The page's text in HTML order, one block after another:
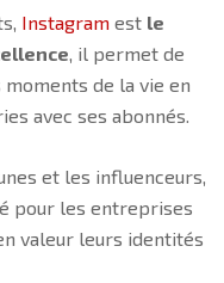
Instagram est le
, il permet de
de la vie en
avec ses abonnés.
et les influenceurs,
pour les entreprises
valeur leurs identités